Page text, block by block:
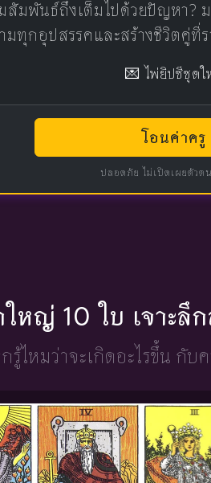
สัมพันธ์ถึงเต็มไปด้วยปัญหา?
มทุกอุปสรรคและสร้างชีวิตคู่ที่
💌 ไพ่ยิปซีชุด
โอนค่าครู
ปลอดภัย ไม่เปิดเผยตัวต
หญ่ 10 ใบ เจาะลึ
รู้ไหมว่าจะเกิดอะไรขึ้น กับค